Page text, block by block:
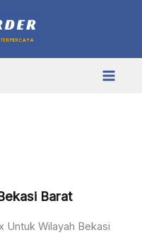
Barat
Untuk Wilayah Bekasi